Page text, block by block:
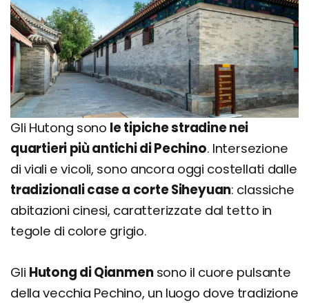
Gli Hutong sono le tipiche stradine nei
quartieri più antichi di Pechino. Intersezione
di viali e vicoli, sono ancora oggi costellati dalle
tradizionali case a corte Siheyuan: classiche
abitazioni cinesi, caratterizzate dal tetto in
tegole di colore grigio.
Gli Hutong di Qianmensono il cuore pulsante
della vecchia Pechino, un luogo dove tradizione